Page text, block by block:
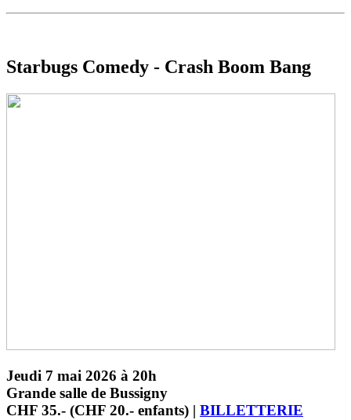
Starbugs Comedy - Crash Boom Bang
Jeudi 7 mai 2026 à 20h
Grande salle de Bussigny
CHF 35.- (CHF 20.- enfants) | BILLETTERIE